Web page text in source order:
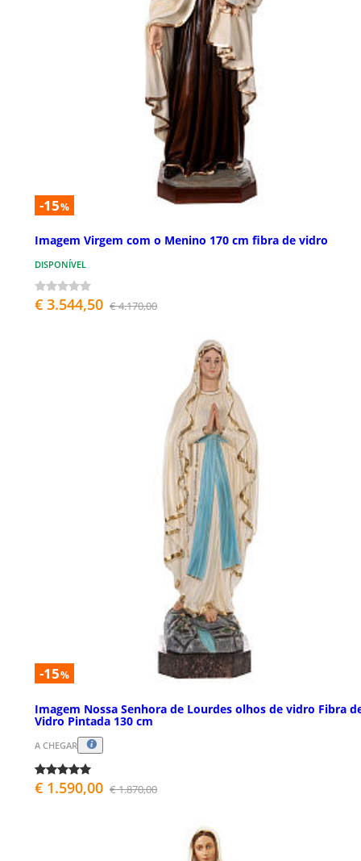
-15%
Imagem Virgem com o Menino 170 cm fibra de vidro
DISPONÍVEL
€ 3.544,50 € 4.170,00
-15%
Imagem Nossa Senhora de Lourdes olhos de vidro Fibra
Vidro Pintada 130 cm
A CHEGAR
€ 1.590,00 € 1.870,00